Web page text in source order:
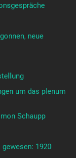
neue
um das plenum
Schaupp
1920